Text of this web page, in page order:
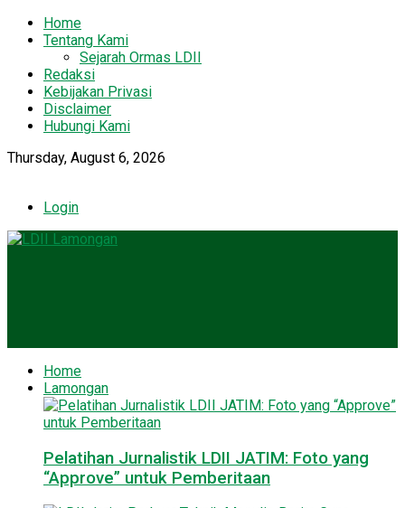
Home
Tentang Kami
Sejarah Ormas LDII
Redaksi
Kebijakan Privasi
Disclaimer
Hubungi Kami
Thursday, August 6, 2026
Login
Home
Lamongan
Pelatihan Jurnalistik LDII JATIM: Foto yang
“Approve” untuk Pemberitaan